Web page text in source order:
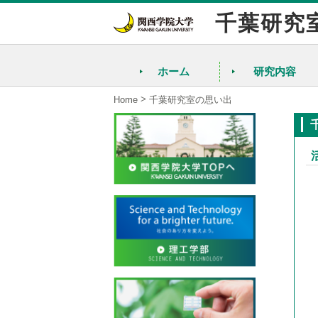
千葉研究
ホーム 研究内容
Home > 千葉研究室の思い出